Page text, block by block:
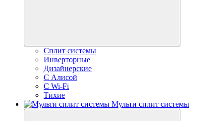
Сплит системы
Инверторные
Дизайнерские
С Алисой
C Wi-Fi
Тихие
Мульти сплит системы